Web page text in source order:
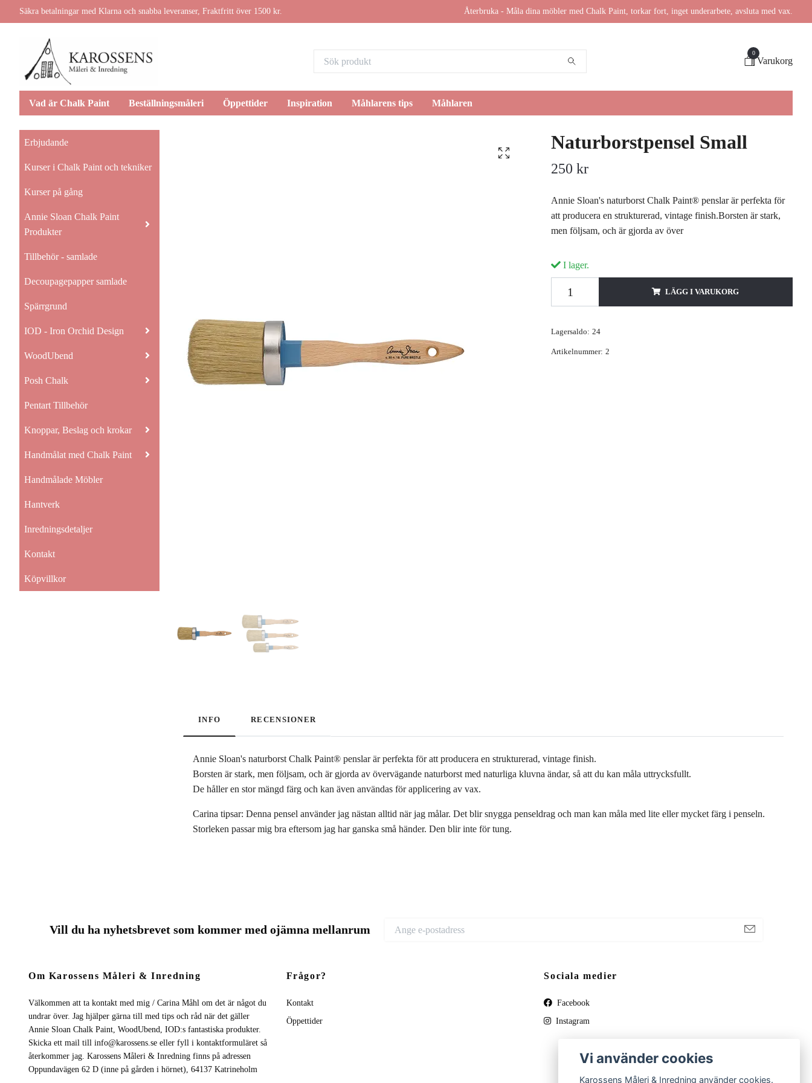
Säkra betalningar med Klarna och snabba leveranser, Fraktfritt över 1500 kr. Återbruka - Måla dina möbler med Chalk Paint, torkar fort, inget underarbete, avsluta med vax.
0
Varukorg
Vad är Chalk Paint Beställningsmåleri Öppettider Inspiration Måhlarens tips Måhlaren
Erbjudande
Kurser i Chalk Paint och tekniker
Kurser på gång
Annie Sloan Chalk Paint
Produkter
Tillbehör - samlade
Decoupagepapper samlade
Spärrgrund
IOD - Iron Orchid Design
WoodUbend
Posh Chalk
Pentart Tillbehör
Knoppar, Beslag och krokar
Handmålat med Chalk Paint
Handmålade Möbler
Hantverk
Inredningsdetaljer
Kontakt
Köpvillkor
Naturborstpensel Small
250 kr
Annie Sloan's naturborst Chalk Paint® penslar är perfekta för
att producera en strukturerad, vintage finish.Borsten är stark,
men följsam, och är gjorda av över
I lager.
LÄGG I VARUKORG
Lagersaldo: 24
Artikelnummer: 2
INFO RECENSIONER
Annie Sloan's naturborst Chalk Paint® penslar är perfekta för att producera en strukturerad, vintage finish.
Borsten är stark, men följsam, och är gjorda av övervägande naturborst med naturliga kluvna ändar, så att du kan måla uttrycksfullt.
De håller en stor mängd färg och kan även användas för applicering av vax.
Carina tipsar: Denna pensel använder jag nästan alltid när jag målar. Det blir snygga penseldrag och man kan måla med lite eller mycket färg i penseln.
Storleken passar mig bra eftersom jag har ganska små händer. Den blir inte för tung.
Vill du ha nyhetsbrevet som kommer med ojämna mellanrum
Om Karossens Måleri & Inredning
Välkommen att ta kontakt med mig / Carina Måhl om det är något du
undrar över. Jag hjälper gärna till med tips och råd när det gäller
Annie Sloan Chalk Paint, WoodUbend, IOD:s fantastiska produkter.
Skicka ett mail till info@karossens.se eller fyll i kontaktformuläret så
återkommer jag. Karossens Måleri & Inredning finns på adressen
Oppundavägen 62 D (inne på gården i hörnet), 64137 Katrineholm
Frågor?
Kontakt
Öppettider
Sociala medier
Facebook
Instagram
Vi använder cookies
Karossens Måleri & Inredning använder cookies.